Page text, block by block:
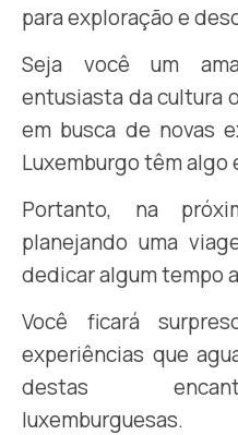
para exploração e
Seja você um
entusiasta da cultura
em busca de novas
Luxemburgo têm algo
Portanto, na
planejando uma
dedicar algum tempo
Você ficará
experiências que
destas
luxemburguesas.